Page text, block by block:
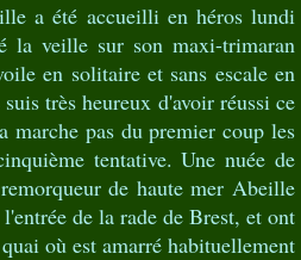
a été accueilli en héros lundi
la veille sur son maxi-trimaran
en solitaire et sans escale en
très heureux d'avoir réussi ce
marche pas du premier coup les
tentative. Une nuée de
de haute mer Abeille
de la rade de Brest, et ont
où est amarré habituellement